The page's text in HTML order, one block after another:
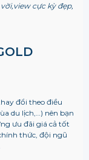
cực kỳ đẹp,
đổi theo điều
du lịch,…) nên bạn
ưu đãi giá cả tốt
thức, đội ngũ